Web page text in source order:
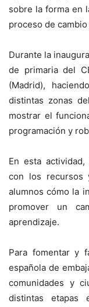
sobre la forma en
proceso de
Durante la
de primaria del
(Madrid),
distintas zonas
mostrar el
programación y
En esta
con los recursos
alumnos cómo la
promover un
aprendizaje.
Para fomentar y
española de
comunidades y
distintas etapas